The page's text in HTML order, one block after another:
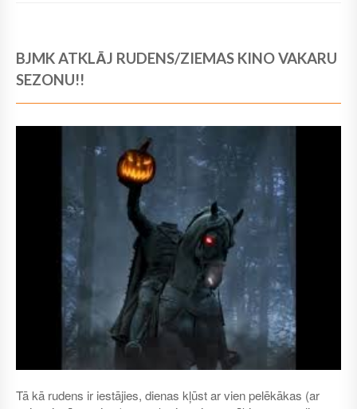
BJMK ATKLĀJ RUDENS/ZIEMAS KINO VAKARU
SEZONU!!
Tā kā rudens ir iestājies, dienas kļūst ar vien pelēkākas (ar